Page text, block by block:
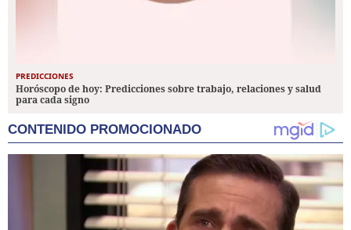
PREDICCIONES
Horóscopo de hoy: Predicciones sobre trabajo, relaciones y salud
para cada signo
CONTENIDO PROMOCIONADO